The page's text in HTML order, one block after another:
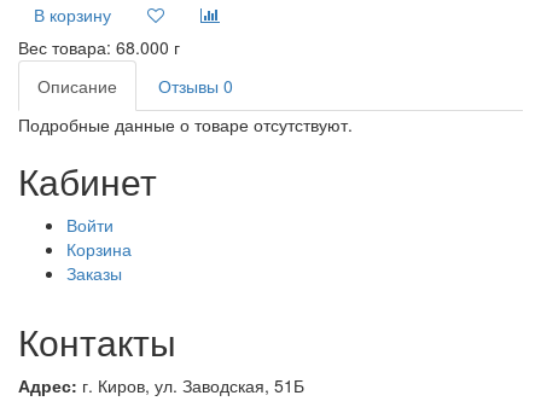
В корзину
Вес товара: 68.000 г
Описание
Отзывы 0
Подробные данные о товаре отсутствуют.
Кабинет
Войти
Корзина
Заказы
Контакты
Адрес: г. Киров, ул. Заводская, 51Б